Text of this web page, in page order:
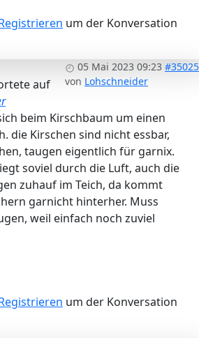
um der Konversation
05 Mai 2023 09:23 #35025
von Lohschneider
auf
beim Kirschbaum um einen
die Kirschen sind nicht essbar,
taugen eigentlich für garnix.
soviel durch die Luft, auch die
zuhauf im Teich, da kommt
garnicht hinterher. Muss
weil einfach noch zuviel
um der Konversation